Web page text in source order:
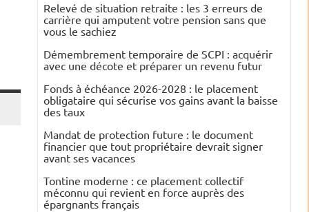
Relevé de situation retraite : les 3 erreurs de
carrière qui amputent votre pension sans que
vous le sachiez
Démembrement temporaire de SCPI : acquérir
avec une décote et préparer un revenu futur
Fonds à échéance 2026-2028 : le placement
obligataire qui sécurise vos gains avant la baisse
des taux
Mandat de protection future : le document
financier que tout propriétaire devrait signer
avant ses vacances
Tontine moderne : ce placement collectif
méconnu qui revient en force auprès des
épargnants français